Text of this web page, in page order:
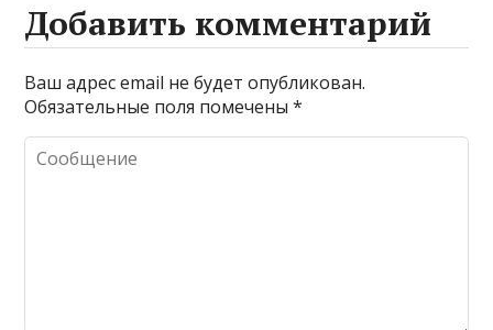
Добавить комментарий
Ваш адрес email не будет опубликован.
Обязательные поля помечены*